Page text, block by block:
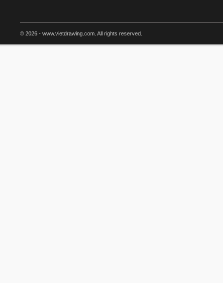
© 2026 - www.vietdrawing.com. All rights reserved.